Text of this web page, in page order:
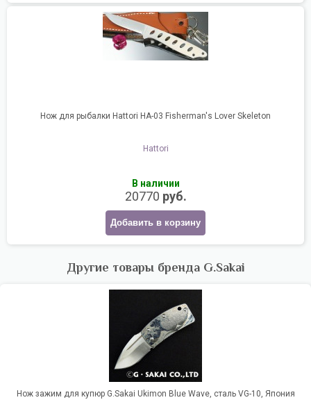
Нож для рыбалки Hattori HA-03 Fisherman's Lover Skeleton
Hattori
В наличии
20770 руб.
Добавить в корзину
Другие товары бренда G.Sakai
Нож зажим для купюр G.Sakai Ukimon Blue Wave, сталь VG-10, Япония